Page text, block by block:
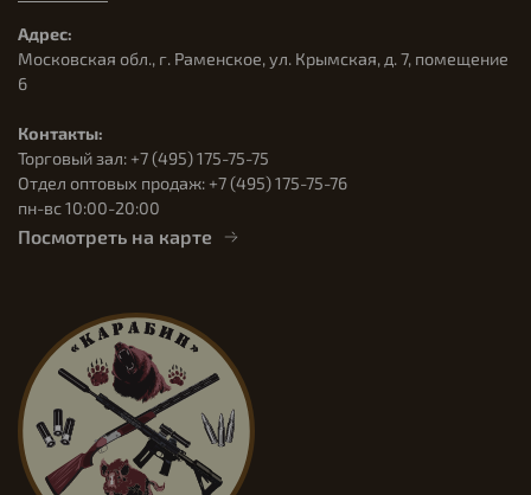
Адрес:
Московская обл., г. Раменское, ул. Крымская, д. 7, помещение
6
Контакты:
Торговый зал: +7 (495) 175-75-75
Отдел оптовых продаж: +7 (495) 175-75-76
пн-вс 10:00-20:00
Посмотреть на карте